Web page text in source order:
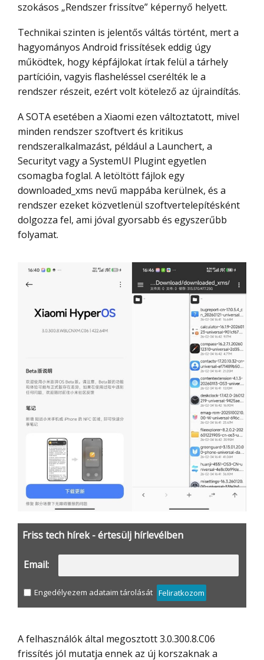
szokásos „Rendszer frissítve” képernyő helyett.
Technikai szinten is jelentős váltás történt, mert a
hagyományos Android frissítések eddig úgy
működtek, hogy képfájlokat írtak felül a tárhely
partícióin, vagyis flasheléssel cserélték le a
rendszer részeit, ezért volt kötelező az újraindítás.
A SOTA esetében a Xiaomi ezen változtatott, mivel
minden rendszer szoftvert és kritikus
rendszeralkalmazást, például a Launchert, a
Securityt vagy a SystemUI Plugint egyetlen
csomagba foglal. A letöltött fájlok egy
downloaded_xms nevű mappába kerülnek, és a
rendszer ezeket közvetlenül szoftvertelepítésként
dolgozza fel, ami jóval gyorsabb és egyszerűbb
folyamat.
Friss tech hírek - értesülj hírlevélben
Email:
Engedélyezem adataim tárolását Feliratkozom
A felhasználók által megosztott 3.0.300.8.C06
frissítés jól mutatja ennek az új korszaknak a